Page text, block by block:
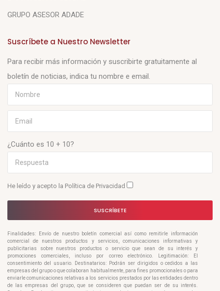
GRUPO ASESOR ADADE
Suscríbete a Nuestro Newsletter
Para recibir más información y suscribirte gratuitamente al
boletín de noticias, indica tu nombre e email.
¿Cuánto es 10 + 10?
He leído y acepto la Política de Privacidad
SUSCRÍBETE
Finalidades: Envío de nuestro boletín comercial así como remitirle información
comercial de nuestros productos y servicios, comunicaciones informativas y
publicitarias sobre nuestros productos o servicio que sean de su interés y
promociones comerciales, incluso por correo electrónico. Legitimación: El
consentimiento del usuario. Destinatarios: Podrán ser dirigidos o cedidos a las
empresas del grupo o que colaboran habitualmente, para fines promocionales o para
enviarle comunicaciones relativas a los servicios prestados por las entidades dentro
de las empresas del grupo, que se consideren que puedan ser de su interés.